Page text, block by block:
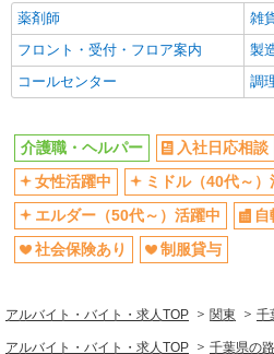
夕方
髪
髭（ひげ）OK
ネ
車通勤OK
バ
社員登用あり
同じ職種から求人を探す
医療・介護
介護職・ヘルパー
薬剤師
雑
フロント・受付・フロア案内
製
コールセンター
調
介護職・ヘルパー 入社日応相談
女性活躍中
ミドル（40代～）
エルダー（50代～）活躍中
社会保険あり
制服貸与
アルバイト・バイト・求人TOP 関東 千
アルバイト・バイト・求人TOP 千葉県の